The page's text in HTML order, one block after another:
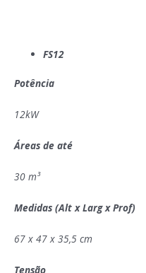
FS12
Potência
12kW
Áreas de até
30 m³
Medidas (Alt x Larg x Prof)
67 x 47 x 35,5 cm
Tensão